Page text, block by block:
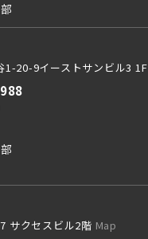
1-20-9イーストサンビル3 1F
サクセスビル2階 Map